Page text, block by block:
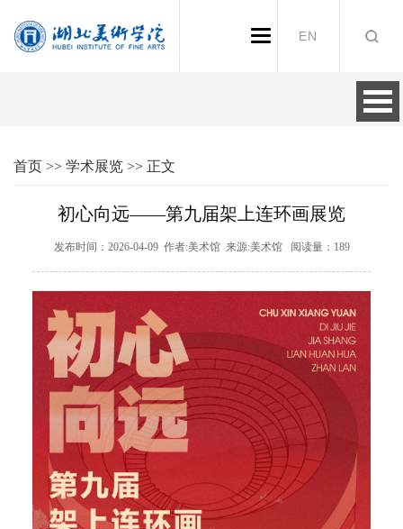
EN
首页 >> 学术展览 >> 正文
初心向远——第九届架上连环画展览
发布时间：2026-04-09 作者:美术馆 来源:美术馆 阅读量： 189